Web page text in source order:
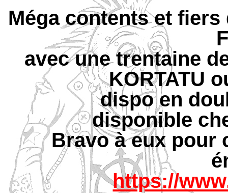
Méga contents et
avec une trentaine
KORTATU
dispo en
disponible
Bravo à eux pour
https://